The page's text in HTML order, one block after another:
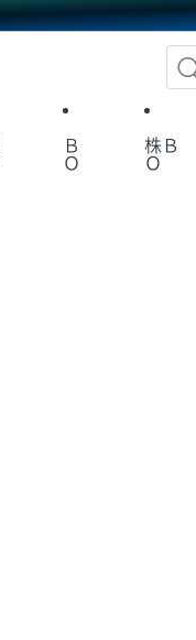
Ｂ
Ｏ
株Ｂ
Ｏ